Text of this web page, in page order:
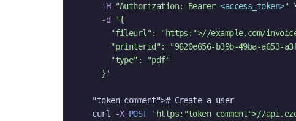
-H
"Authorization: Bearer <access_token>"
-d
'{
"fileurl": "https: ">//example.com/
"printerid": "9620e656-b39b-49ba-a653-
"type" :
"pdf"
  }'
"token comment"># Create a user
curl
-X POST 'https: "token comment">//